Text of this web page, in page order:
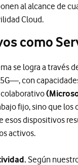
al alcance de
Cloud.
como
se logra a través
con
fijo, sino que
dispositivos
activos.
Según